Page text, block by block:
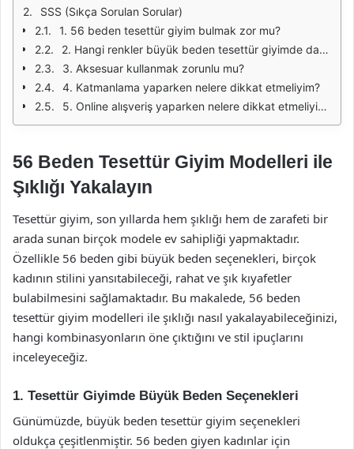
SSS (Sıkça Sorulan Sorular)
1. 56 beden tesettür giyim bulmak zor mu?
2. Hangi renkler büyük beden tesettür giyimde daha iyi durur?
3. Aksesuar kullanmak zorunlu mu?
4. Katmanlama yaparken nelere dikkat etmeliyim?
5. Online alışveriş yaparken nelere dikkat etmeliyim?
56 Beden Tesettür Giyim Modelleri ile
Şıklığı Yakalayın
Tesettür giyim, son yıllarda hem şıklığı hem de zarafeti bir
arada sunan birçok modele ev sahipliği yapmaktadır.
Özellikle 56 beden gibi büyük beden seçenekleri, birçok
kadının stilini yansıtabileceği, rahat ve şık kıyafetler
bulabilmesini sağlamaktadır. Bu makalede, 56 beden
tesettür giyim modelleri ile şıklığı nasıl yakalayabileceğinizi,
hangi kombinasyonların öne çıktığını ve stil ipuçlarını
inceleyeceğiz.
1. Tesettür Giyimde Büyük Beden Seçenekleri
Günümüzde, büyük beden tesettür giyim seçenekleri
oldukça çeşitlenmiştir. 56 beden giyen kadınlar için